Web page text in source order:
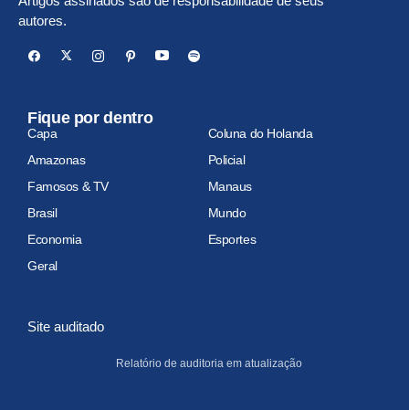
autores.
Fique por dentro
Capa
Coluna do Holanda
Amazonas
Policial
Famosos & TV
Manaus
Brasil
Mundo
Economia
Esportes
Geral
Site auditado
Relatório de auditoria em atualização